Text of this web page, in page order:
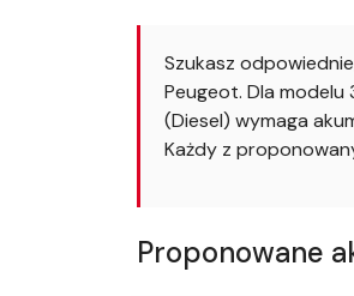
Szukasz
Peugeot. Dla
(Diesel) wymaga
Każdy z
Proponowane